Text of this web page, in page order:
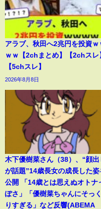
アラブ、秋田へ2兆円を投資ｗ
ｗｗ【2chまとめ】【2chスレ
【5chスレ】
2026年8月8日
木下優樹菜さん（38）、“顔出
が話題”14歳長女の成長した姿
公開 「14歳とは思えぬオトナ
ぽさ」「優樹菜ちゃんにそっく
りすぎる」など反響(ABEMA